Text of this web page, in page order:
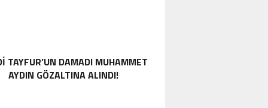
TAYFUR’UN DAMADI MUHAMMET
AYDIN GÖZALTINA ALINDI!